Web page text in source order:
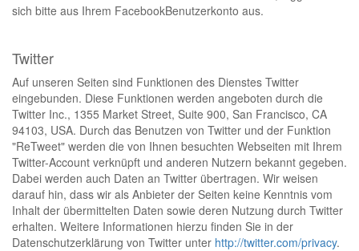
sich bitte aus Ihrem FacebookBenutzerkonto aus.
Twitter
Auf unseren Seiten sind Funktionen des Dienstes Twitter
eingebunden. Diese Funktionen werden angeboten durch die
Twitter Inc., 1355 Market Street, Suite 900, San Francisco, CA
94103, USA. Durch das Benutzen von Twitter und der Funktion
"ReTweet" werden die von Ihnen besuchten Webseiten mit Ihrem
Twitter-Account verknüpft und anderen Nutzern bekannt gegeben.
Dabei werden auch Daten an Twitter übertragen. Wir weisen
darauf hin, dass wir als Anbieter der Seiten keine Kenntnis vom
Inhalt der übermittelten Daten sowie deren Nutzung durch Twitter
erhalten. Weitere Informationen hierzu finden Sie in der
Datenschutzerklärung von Twitter unter http://twitter.com/privacy.